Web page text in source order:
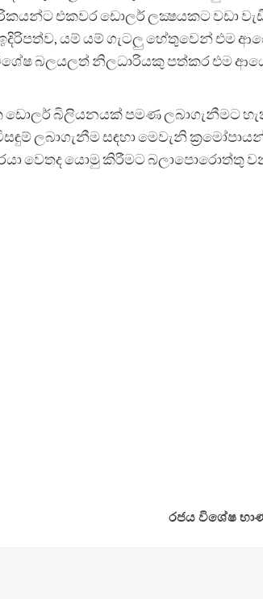
එකවර ඩොලර් ලක්‍ෂයකට වඩා
යම් යම් ගැටලු හේතුවෙන් එම
බලයලත් නිලධාරියකු පත්කර එම
බිලියනයක් පමණ ලබාගැනීමට
ලබාගැනීම සඳහා මෙවැනි
වෙතද යොමු කිරීමට බලාපොරොත්තු
රජය විශේෂ